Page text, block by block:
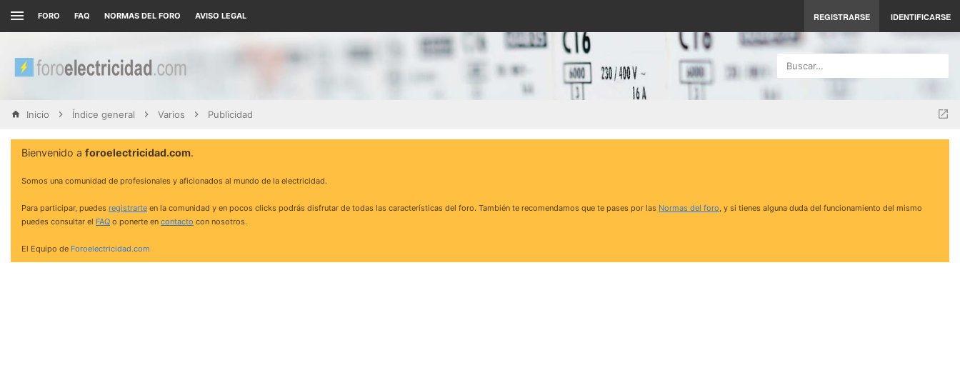
FORO FAQ NORMAS DEL FORO AVISO LEGAL REGISTRARSE IDENTIFICARSE
Buscar…
Inicio Índice general Varios Publicidad
Bienvenido a foroelectricidad.com.
Somos una comunidad de profesionales y aficionados al mundo de la electricidad.
Para participar, puedes registrarte en la comunidad y en pocos clicks podrás disfrutar de todas las características del foro. También te recomendamos que te pases por las Normas del foro, y si tienes alguna duda del funcionamiento del mismo
puedes consultar el FAQ o ponerte en contacto con nosotros.
El Equipo de Foroelectricidad.com